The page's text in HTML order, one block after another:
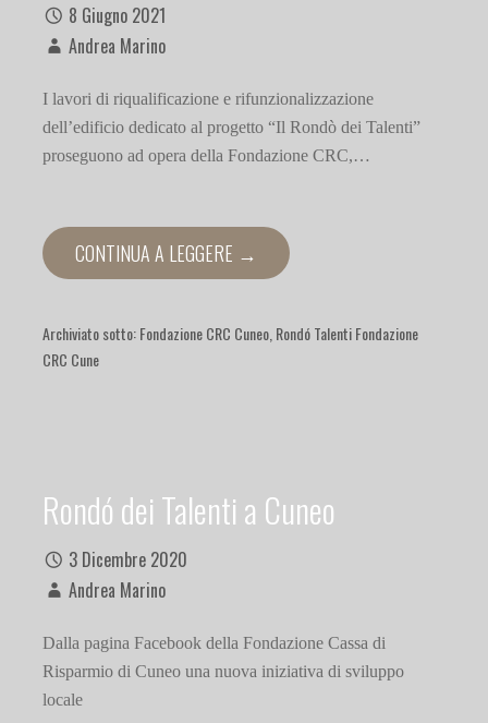
8 Giugno 2021
Andrea Marino
I lavori di riqualificazione e rifunzionalizzazione
dell’edificio dedicato al progetto “Il Rondò dei Talenti”
proseguono ad opera della Fondazione CRC,…
CONTINUA A LEGGERE →
Archiviato sotto:Fondazione CRC Cuneo,Rondó Talenti Fondazione
CRC Cune
Rondó dei Talenti a Cuneo
3 Dicembre 2020
Andrea Marino
Dalla pagina Facebook della Fondazione Cassa di
Risparmio di Cuneo una nuova iniziativa di sviluppo
locale